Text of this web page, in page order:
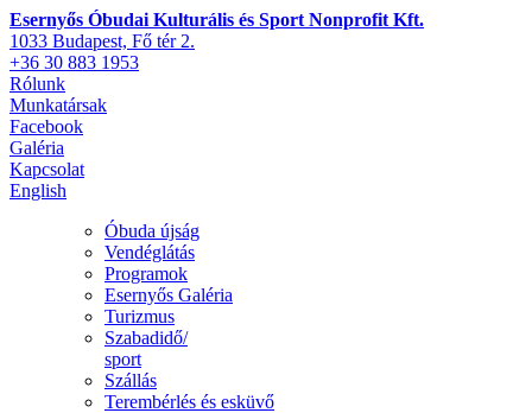
Esernyős Óbudai Kulturális és Sport Nonprofit Kft.
1033 Budapest, Fő tér 2.
+36 30 883 1953
Rólunk
Munkatársak
Facebook
Galéria
Kapcsolat
English
Óbuda újság
Vendéglátás
Programok
Esernyős Galéria
Turizmus
Szabadidő/
sport
Szállás
Terembérlés és esküvő